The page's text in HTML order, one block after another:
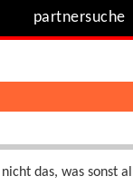
partnersuche
das, was sonst